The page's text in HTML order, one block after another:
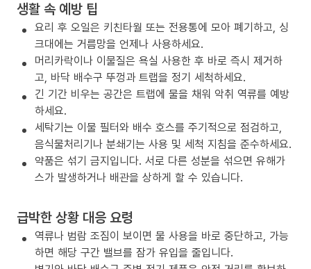
생활 속 예방 팁
요리 후 오일은 키친타월 또는 전용통에 모아 폐기하고, 싱
크대에는 거름망을 언제나 사용하세요.
머리카락이나 이물질은 욕실 사용한 후 바로 즉시 제거하
고, 바닥 배수구 뚜껑과 트랩을 정기 세척하세요.
긴 기간 비우는 공간은 트랩에 물을 채워 악취 역류를 예방
하세요.
세탁기는 이물 필터와 배수 호스를 주기적으로 점검하고,
음식물처리기나 분쇄기는 사용 및 세척 지침을 준수하세요.
약품은 섞기 금지입니다. 서로 다른 성분을 섞으면 유해가
스가 발생하거나 배관을 상하게 할 수 있습니다.
급박한 상황 대응 요령
역류나 범람 조짐이 보이면 물 사용을 바로 중단하고, 가능
하면 해당 구간 밸브를 잠가 유입을 줄입니다.